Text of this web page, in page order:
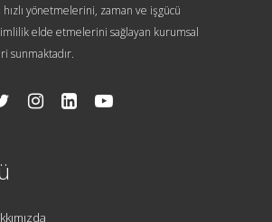
yönetmelerini, zaman ve işgücü
elde etmelerini sağlayan kurumsal
sunmaktadır.